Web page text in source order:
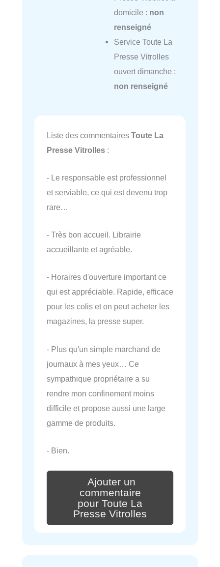
domicile : non
renseigné
Service Toute La
Presse Vitrolles
ouvert dimanche :
non renseigné
Liste des commentaires Toute La
Presse Vitrolles :
- Le responsable est professionnel
et serviable, ce qui est devenu trop
rare…
- Très bon accueil. Librairie
accueillante et agréable.
- Horaires d'ouverture important ce
qui est appréciable. Rapide, efficace
pour les colis et on peut acheter les
magazines, la presse super.
- Plus qu'un simple marchand de
journaux à mes yeux… Ce
sympathique propriétaire a su
rendre mon confinement moins
difficile et propose aussi une large
gamme de produits.
- Bien.
Ajouter un
commentaire
pour Toute La
Presse Vitrolles